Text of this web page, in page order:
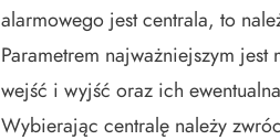
alarmowego jest centrala, to
Parametrem najważniejszym
wejść i wyjść oraz ich
Wybierając centralę należy